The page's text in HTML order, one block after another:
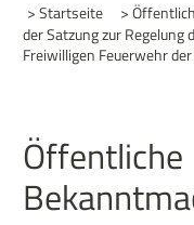
> Startseite >
der Satzung zur
Freiwilligen Feuerwehr
Öffentliche